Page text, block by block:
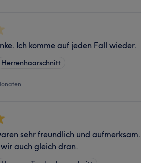
Ich komme auf jeden Fall wieder.
Herrenhaarschnitt
sehr freundlich und
auch gleich dran.